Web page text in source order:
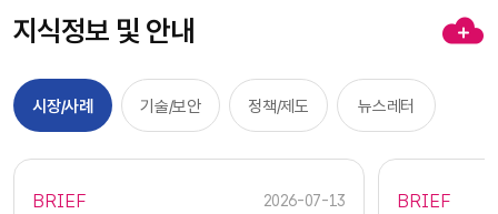
지식정보 및 안내
시장/사례 기술/보안 정책/제도 뉴스레터
BRIEF 2026-07-13 BRIEF